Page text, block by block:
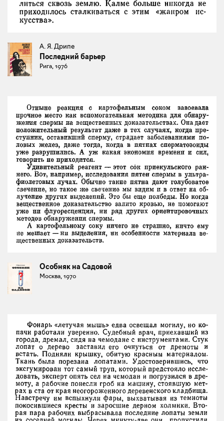
А. Я. Дрипе
Последний барьер
Рига, 1976
Особняк на Садовой
Москва, 1970